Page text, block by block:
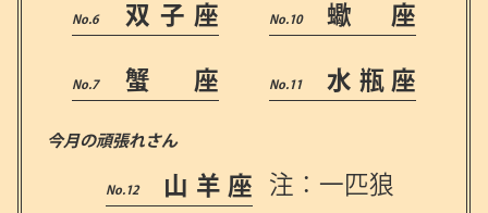
双子座
蟹 座
蠍 座
水瓶座
今月の頑張れさん
山羊座 注：一匹狼